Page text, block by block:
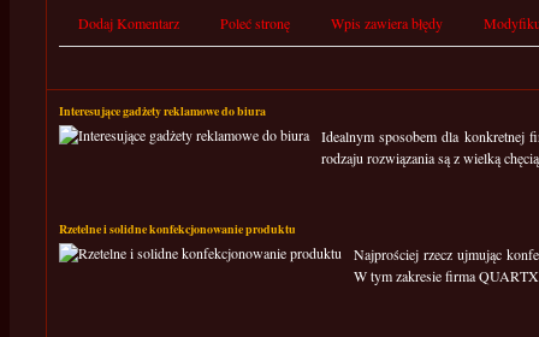
Dodaj Komentarz Poleć stronę Wpis zawiera błędy
Interesujące gadżety reklamowe do biura
Idealnym sposobem dla konkretnej
rodzaju rozwiązania są z wielką
Rzetelne i solidne konfekcjonowanie produktu
Najprościej rzecz ujmując
W tym zakresie firma